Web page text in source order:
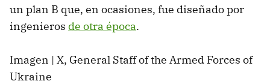
un plan B que, en ocasiones, fue diseñado por
ingenieros de otra época.
Imagen | X, General Staff of the Armed Forces of
Ukraine